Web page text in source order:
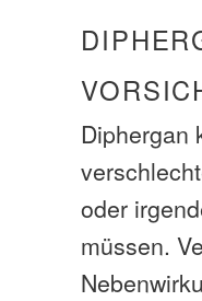
Diphergan
oder
müssen.